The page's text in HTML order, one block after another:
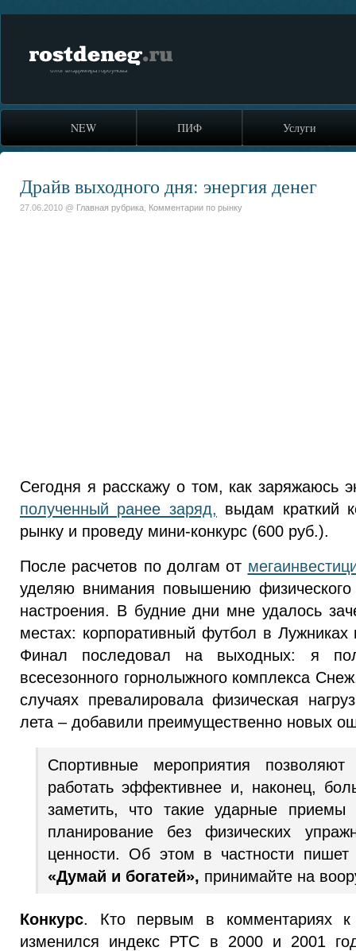
rostdeneg.ru
блог владимира горбунова
NEW ПИФ Услуги
Драйв выходного дня: энергия денег
27.06.2010 @ Главная рубрика Комментарии по рынку
Сегодня я расскажу о том, как заряжаюсь
полученный ранее заряд, выдам краткий
рынку и проведу мини-конкурс (600 руб.).
После расчетов по долгам от
уделяю внимания повышению
настроения. В будние дни мне удалось
местах: корпоративный футбол в
Финал последовал на выходных: я
всесезонного горнолыжного комплекса
случаях превалировала физическая
лета – добавили преимущественно новых
Спортивные мероприятия
работать эффективнее и, наконец,
заметить, что такие ударные приемы
планирование без физических
ценности. Об этом в частности
«Думай и богатей», принимайте на
Конкурс. Кто первым в комментариях к
изменился индекс РТС в 2000 и 2001